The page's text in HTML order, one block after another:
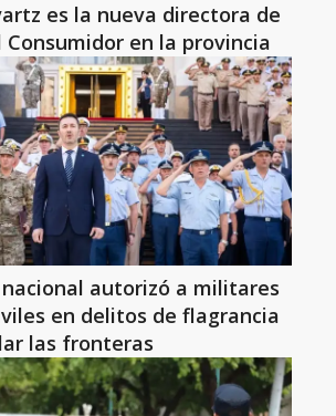
es la nueva directora de
Consumidor en la provincia
nacional autorizó a militares
en delitos de flagrancia
las fronteras